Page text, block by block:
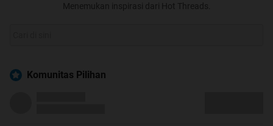
Menemukan inspirasi dari Hot Threads.
Komunitas Pilihan